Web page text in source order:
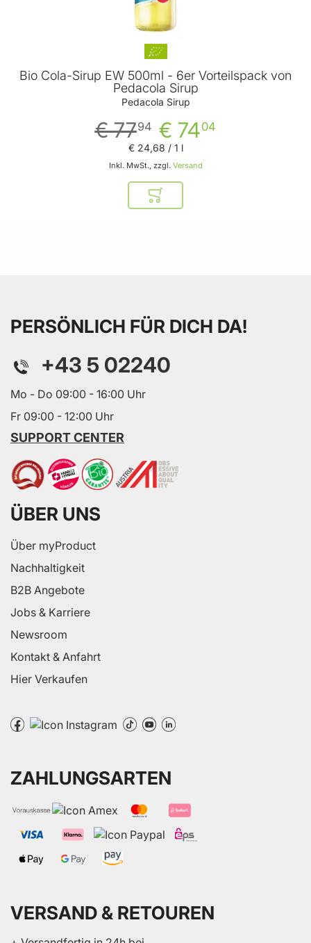
Bio Cola-Sirup EW 500ml - 6er Vorteilspack von
Pedacola Sirup
Pedacola Sirup
€ 7404
€ 7794
Inkl. MwSt., zzgl. Versand
€ 24,68 / 1 l
In den Warenkorb
PERSÖNLICH FÜR DICH DA!
+43 5 02240
Mo - Do 09:00 - 16:00 Uhr
Fr 09:00 - 12:00 Uhr
SUPPORT CENTER
ÜBER UNS
Über myProduct
Nachhaltigkeit
B2B Angebote
Jobs & Karriere
Newsroom
Kontakt & Anfahrt
Hier Verkaufen
ZAHLUNGSARTEN
VERSAND & RETOUREN